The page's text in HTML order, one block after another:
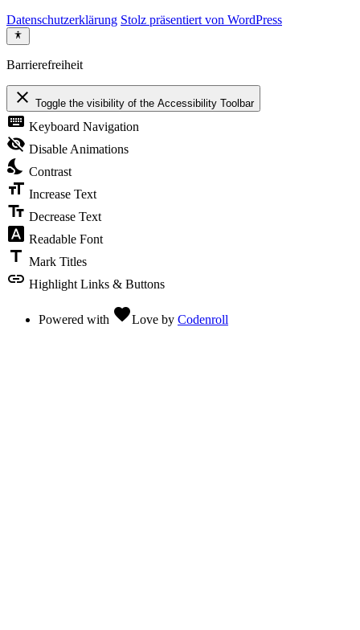
Datenschutzerklärung Stolz präsentiert von WordPress
Barrierefreiheit
close Toggle the visibility of the Accessibility Toolbar
keyboard Keyboard Navigation
visibility_off Disable Animations
nights_stay Contrast
format_size Increase Text
text_fields Decrease Text
font_download Readable Font
title Mark Titles
link Highlight Links & Buttons
Powered with favoriteLove by Codenroll